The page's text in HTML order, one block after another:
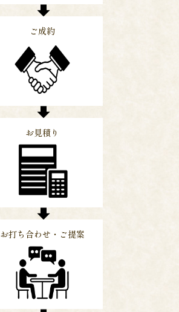
お打ち合わせ・ご提案
お見積り
ご成約